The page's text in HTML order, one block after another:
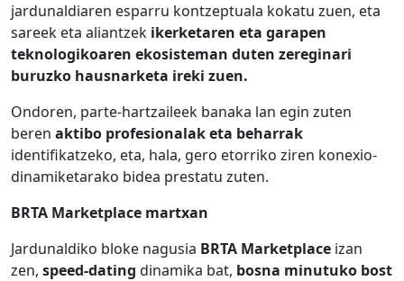
jardunaldiaren esparru kontzeptuala kokatu zuen, eta
sareek eta aliantzek ikerketaren eta garapen
teknologikoaren ekosisteman duten zereginari
buruzko hausnarketa ireki zuen.
Ondoren, parte-hartzaileek banaka lan egin zuten
beren aktibo profesionalak eta beharrak
identifikatzeko, eta, hala, gero etorriko ziren konexio-
dinamiketarako bidea prestatu zuten.
BRTA Marketplace martxan
Jardunaldiko bloke nagusia BRTA Marketplace izan
zen, speed-dating dinamika bat, bosna minutuko bost